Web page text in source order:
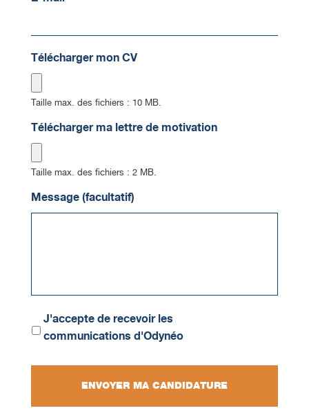
Télécharger mon CV
Taille max. des fichiers : 10 MB.
Télécharger ma lettre de motivation
Taille max. des fichiers : 2 MB.
Message (facultatif)
Communications
J'accepte de recevoir les
communications d'Odynéo